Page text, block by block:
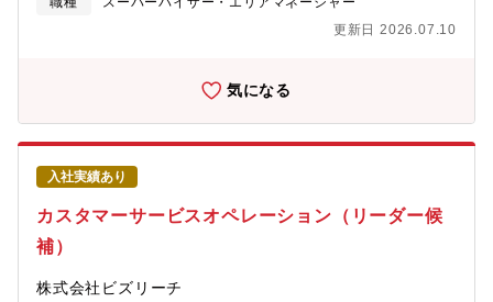
だきます。業務状況に応じて難度が高い顧客を担当しながら、チ
ームリーダーとして管理職の補佐を行っていただきます。成長に
観」の変革が必要とされています。 このような背景から、即戦力
「ビズリーチ」は「雇用の流動化」という側面から支援すること
で「ビジネスパーソンのキャリアの可能性と選択肢を最大化」を
目指しています。今回はそんな想いに賛同し、一緒に事業を創っ
てくれるメンバーを募集中です。【配属部門】ビズリーチ事業部
カスタマーサービス＆ソリューション部 カスタマーエンゲージメ
ントグループ【職務内容】転職サイト「ビズリーチ」のカスタマ
ーサービス&ソリューション部門において、顧客対応の品質・生産
性を高める仕組みを設計・推進するポジションです。メール・電
話対応の実務を起点としながら、VOC分析や業務改善施策の企
経験に応じて、下記業務をお任せいたします。●顧客対応（実
更新日 2026.07.10
気になる
入社実績あり
カスタマーサービスオペレーション（リーダー候
補）
株式会社ビズリーチ